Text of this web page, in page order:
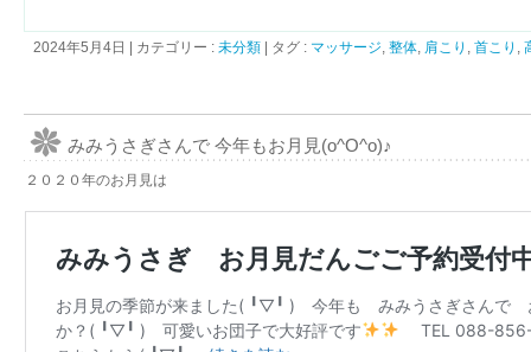
2024年5月4日 カテゴリー :未分類 タグ : マッサージ,整体, 肩こり ,首こり ,
みみうさぎさんで 今年もお月見(o^O^o)♪
２０２０年のお月見は